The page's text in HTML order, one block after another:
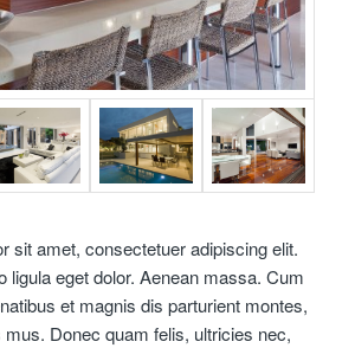
sit amet, consectetuer adipiscing elit.
ligula eget dolor. Aenean massa. Cum
et magnis dis parturient montes,
Donec quam felis, ultricies nec,